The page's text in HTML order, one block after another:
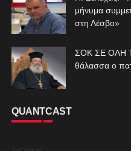
μήνυμα
στη Λέσβο»
ΣΟΚ ΣΕ ΟΛΗ
θάλασσα ο
QUANTCAST